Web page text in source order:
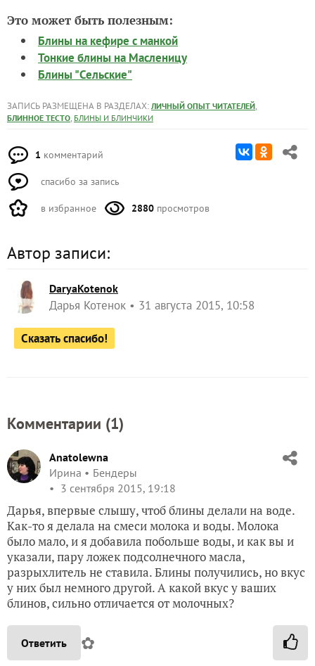
Это может быть полезным:
Блины на кефире с манкой
Тонкие блины на Масленицу
Блины "Сельские"
ЗАПИСЬ РАЗМЕЩЕНА В РАЗДЕЛАХ: ЛИЧНЫЙ ОПЫТ ЧИТАТЕЛЕЙ,
БЛИННОЕ ТЕСТО, БЛИНЫ И БЛИНЧИКИ
1 комментарий
спасибо за запись
в избранное 2880 просмотров
Автор записи:
DaryaKotenok
Дарья Котенок 31 августа 2015, 10:58
Сказать спасибо!
Комментарии (1)
Anatolewna
Ирина
Бендеры
3 сентября 2015, 19:18
Дарья, впервые слышу, чтоб блины делали на воде.
Как-то я делала на смеси молока и воды. Молока
было мало, и я добавила побольше воды, и как вы и
указали, пару ложек подсолнечного масла,
разрыхлитель не ставила. Блины получились, но вкус
у них был немного другой. А какой вкус у ваших
блинов, сильно отличается от молочных?
Ответить ✿